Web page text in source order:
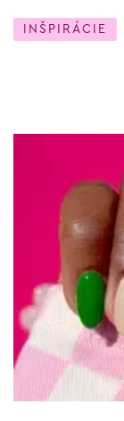
INŠPIRÁCIE